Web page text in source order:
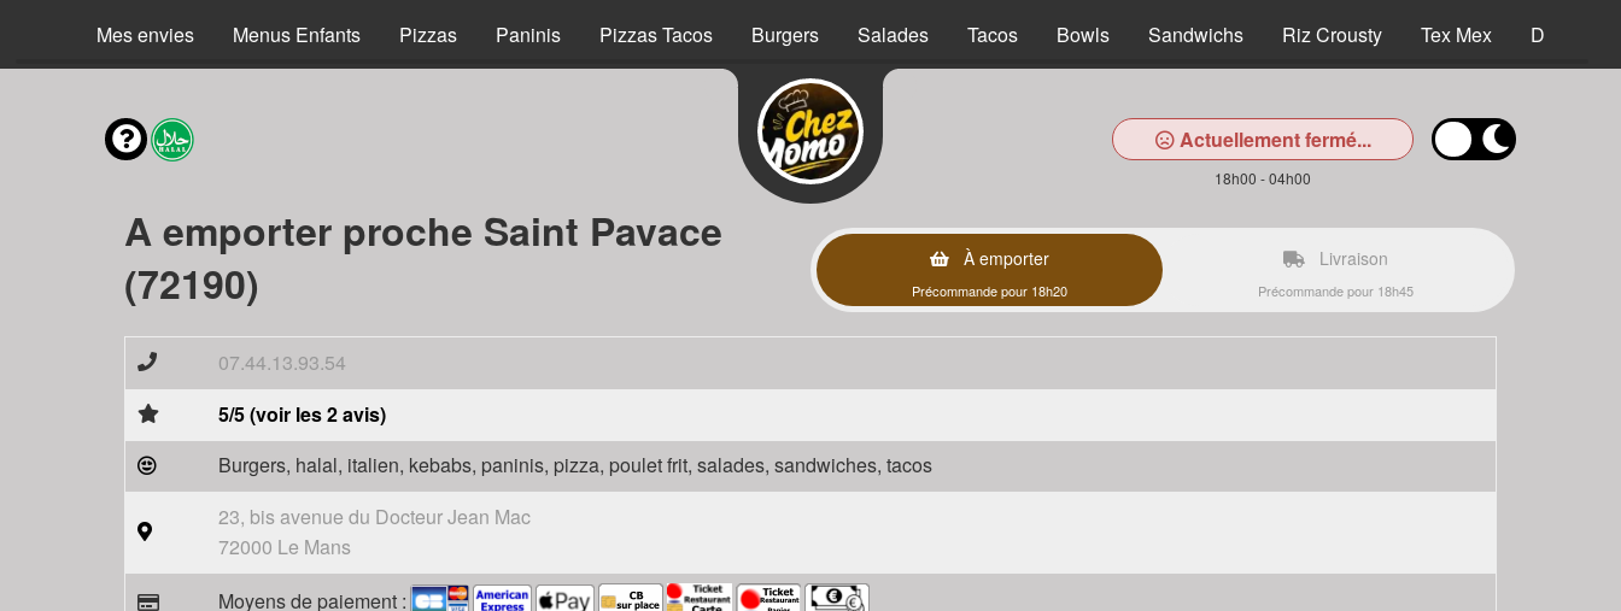
Mes envies Menus Enfants Pizzas Paninis Pizzas Tacos Burgers Salades Tacos Bowls Sandwichs Riz Crousty Tex Mex Desserts
Actuellement fermé...
18h00 - 04h00
A emporter proche Saint Pavace
(72190)
À emporter
Précommande pour 18h20
Livraison
Précommande pour 18h45
07.44.13.93.54
5/5 (voir les 2 avis)
Burgers, halal, italien, kebabs, paninis, pizza, poulet frit, salades, sandwiches, tacos
23, bis avenue du Docteur Jean Mac
72000 Le Mans
Moyens de paiement :